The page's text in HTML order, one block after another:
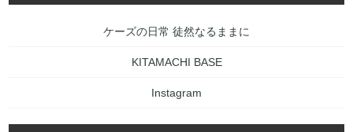
ケーズの日常 徒然なるままに
KITAMACHI BASE
Instagram